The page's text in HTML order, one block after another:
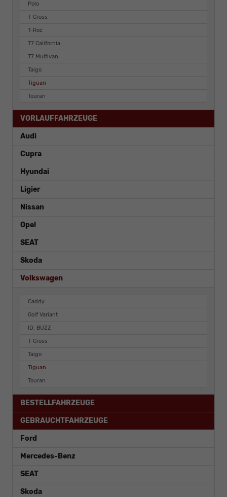
Polo
T-Cross
T-Roc
T7 California
T7 Multivan
Taigo
Tiguan
Touran
VORLAUFFAHRZEUGE
Audi
Cupra
Hyundai
Ligier
Nissan
Opel
SEAT
Skoda
Volkswagen
Caddy
Golf Variant
ID. BUZZ
T-Cross
Taigo
Tiguan
Touran
BESTELLFAHRZEUGE
GEBRAUCHTFAHRZEUGE
Ford
Mercedes-Benz
SEAT
Skoda